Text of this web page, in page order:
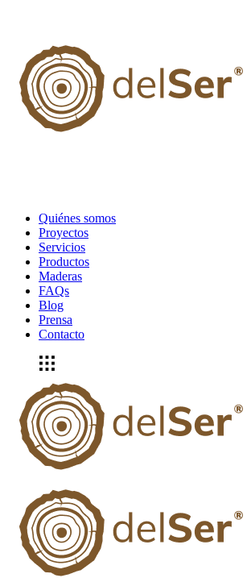
Quiénes somos
Proyectos
Servicios
Productos
Maderas
FAQs
Blog
Prensa
Contacto